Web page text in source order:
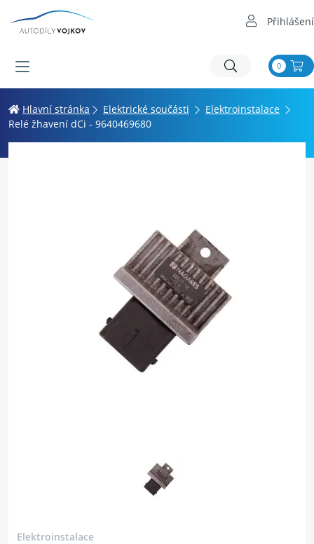
Přihlášení
0
Hlavní stránka Elektrické součásti
Elektroinstalace
Relé žhavení dCi - 9640469680
Elektroinstalace